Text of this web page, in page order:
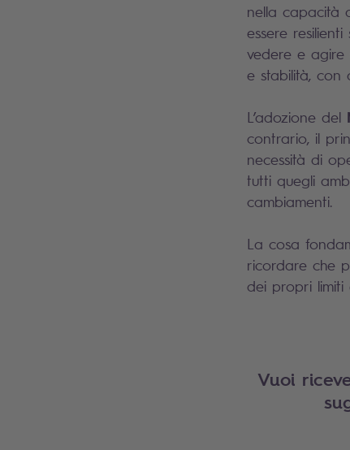
nella capacità
essere
vedere e agire
e stabilità, con
L’adozione del
contrario, il
necessità di
tutti quegli
cambiamenti.
La cosa
ricordare che
dei propri limiti
Vuoi